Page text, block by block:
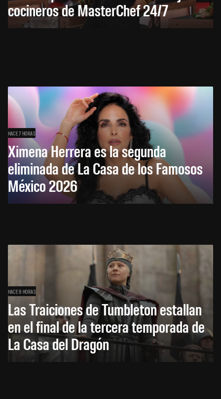
cocineros de MasterChef 24/7
HACE 7 HORAS
Ximena Herrera es la segunda
eliminada de La Casa de los Famosos
México 2026
HACE 9 HORAS
Las Traiciones de Tumbleton estallan
en el final de la tercera temporada de
La Casa del Dragón